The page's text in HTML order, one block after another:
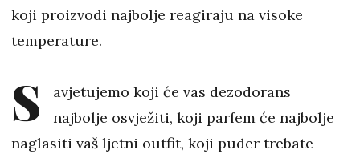
koji proizvodi najbolje reagiraju na visoke
temperature.
S
avjetujemo koji će vas dezodorans
najbolje osvježiti, koji parfem će najbolje
naglasiti vaš ljetni outfit, koji puder trebate